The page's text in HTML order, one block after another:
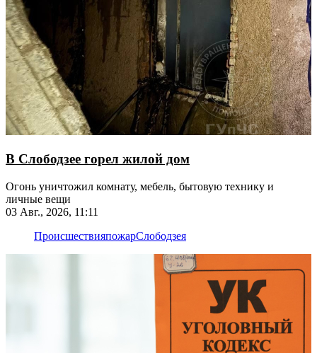
В Слободзее горел жилой дом
Огонь уничтожил комнату, мебель, бытовую технику и
личные вещи
03 Авг., 2026, 11:11
ПроисшествияпожарСлободзея